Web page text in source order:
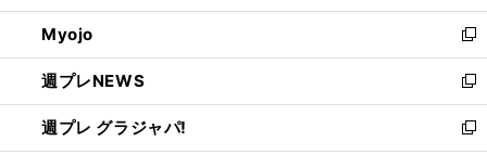
開
く
ウ
で
開
く
ン
ド
ウ
で
開
く
ウ
ィ
ン
ド
ウ
で
Myojo
新
し
い
ウ
ィ
週プレNEWS
新
し
い
週プレ グラジャパ!
新